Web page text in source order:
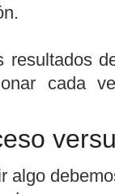
cada
algo